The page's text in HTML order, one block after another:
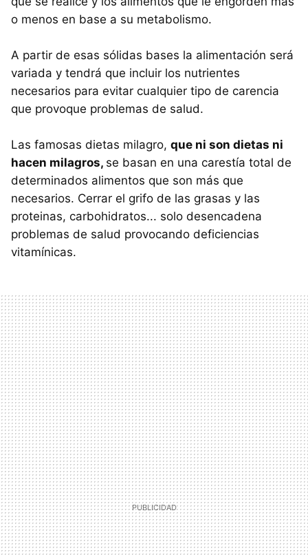
o menos en base a su metabolismo.
A partir de esas sólidas bases la alimentación será
variada y tendrá que incluir los nutrientes
necesarios para evitar cualquier tipo de carencia
que provoque problemas de salud.
Las famosas dietas milagro, que ni son dietas ni
hacen milagros, se basan en una carestía total de
determinados alimentos que son más que
necesarios. Cerrar el grifo de las grasas y las
proteinas, carbohidratos... solo desencadena
problemas de salud provocando deficiencias
vitamínicas.